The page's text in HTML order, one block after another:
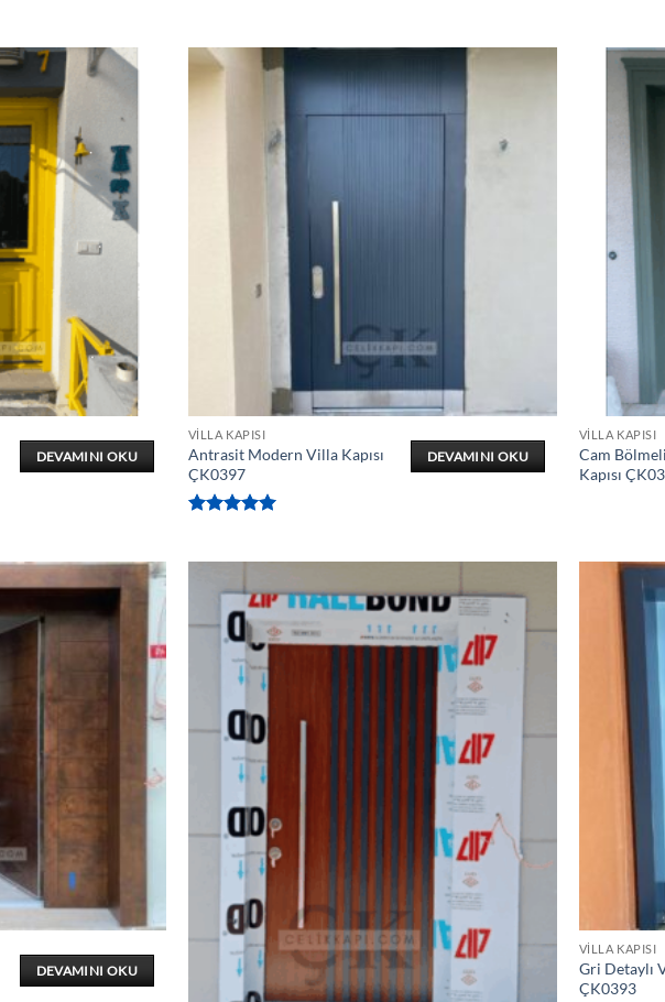
DEVAMINI OKU
VILLA KAPISI
Antrasit Modern Villa Kapısı
ÇK0397
DEVAMINI OKU
VILLA KAPISI
Cam
Kapısı
DEVAMINI OKU
VILLA KAPISI
Gri Detaylı
ÇK0393